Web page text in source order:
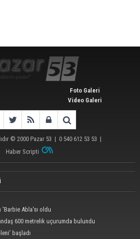
Foto Galeri
Video Galeri
© 2000 Pazar 53 | 0 540 612 53 53 |
Haber Scripti
'Barbie Abla'sı oldu
600 metrelik uçurumda bulundu
başladı